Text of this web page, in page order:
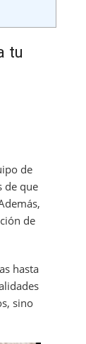
tu
de
de que
de
hasta
sino